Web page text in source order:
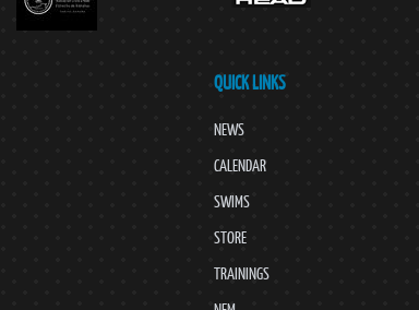
QUICK LINKS
NEWS
CALENDAR
SWIMS
STORE
TRAININGS